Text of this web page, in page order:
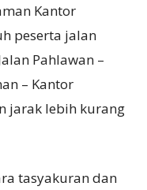
Kantor
peserta jalan
Pahlawan –
– Kantor
jarak lebih kurang
tasyakuran dan